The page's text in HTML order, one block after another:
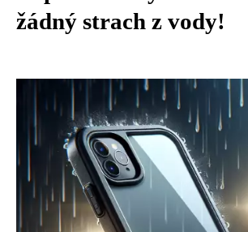
žádný strach z vody!